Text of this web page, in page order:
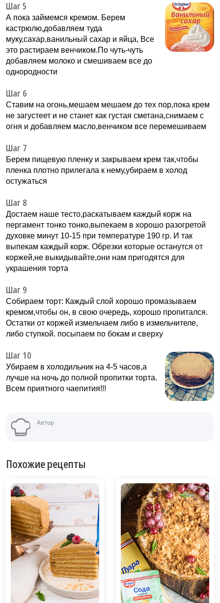
Шаг 5
А пока займемся кремом. Берем
кастрюлю,добавляем туда
муку,сахар,ванильный сахар и яйца, Все
это растираем венчиком.По чуть-чуть
добавляем молоко и смешиваем все до
однородности
Шаг 6
Ставим на огонь,мешаем мешаем до тех пор,пока крем
не загустеет и не станет как густая сметана,снимаем с
огня и добавляем масло,венчиком все перемешиваем
Шаг 7
Берем пищевую пленку и закрываем крем так,чтобы
пленка плотно прилегала к нему,убираем в холод
остужаться
Шаг 8
Достаем наше тесто,раскатываем каждый корж на
пергамент тонко тонко,выпекаем в хорошо разогретой
духовке минут 10-15 при температуре 190 гр. И так
выпекам каждый корж. Обрезки которые останутся от
коржей,не выкидывайте,они нам пригодятся для
украшения торта
Шаг 9
Собираем торт: Каждый слой хорошо промазываем
кремом,чтобы он, в свою очередь, хорошо пропитался.
Остатки от коржей измельчаем либо в измельчителе,
либо ступкой. посыпаем по бокам и сверху
Шаг 10
Убираем в холодильник на 4-5 часов,а
лучше на ночь до полной пропитки торта.
Всем приятного чаепития!!!
Автор
Похожие рецепты